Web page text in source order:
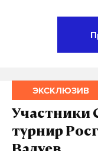
«Я не родился в
лет, но это не моя
празднику
хорошо, но все-
ЭКСКЛЮЗИВ
Участники
турнир